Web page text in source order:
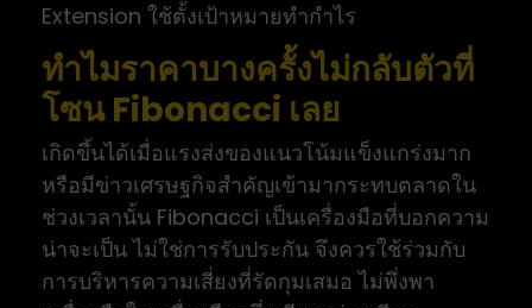
Extension ใช้ตั้งเป้าหมายทำกำไร
ทำไมราคาบางครั้งไม่กลับตัวที่
โซน Fibonacci เลย
เกิดขึ้นได้เมื่อแรงส่งของแนวโน้มแข็งแกร่งมาก
หรือมีข่าวเศรษฐกิจสำคัญเข้ามากระทบตลาดใน
ช่วงเวลานั้น Fibonacci เป็นเครื่องมือที่บอกความ
น่าจะเป็น ไม่ใช่การรับประกัน จึงควรใช้ร่วมกับ
การบริหารความเสี่ยงที่รัดกุมเสมอ ไม่พึ่งพา